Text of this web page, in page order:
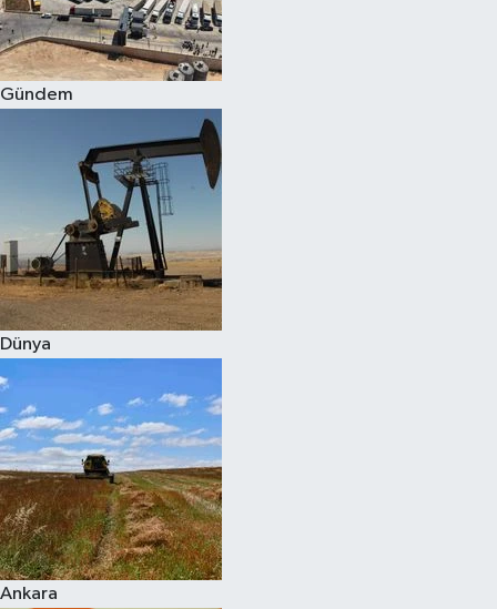
Gündem
Dünya
Ankara
Spor
Burç Yorumları
Çocuk
Eğitim
Hava Durumu
Kadın
Kültür Sanat
Sağlık
Siyaset
Teknoloji